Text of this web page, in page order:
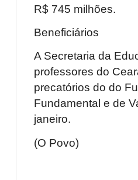
R$ 745 milhões.
Beneficiários
A Secretaria da
professores do
precatórios do do
Fundamental e de
janeiro.
(O Povo)